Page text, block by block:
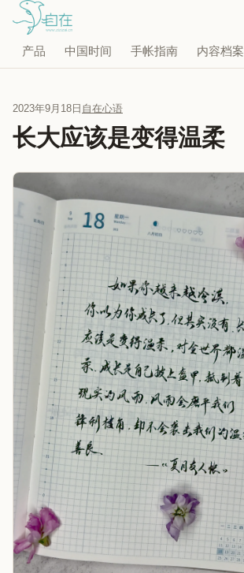
产品 中国时间 手帐指南 内容档案
2023年9月18日 自在心语
长大应该是变得温柔